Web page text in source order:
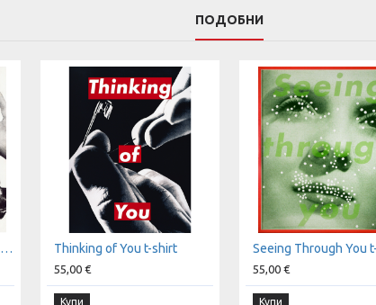
ПОДОБНИ
Money Can Buy You Love t-shirt Thinking of You t-shirt
55,00 €
Купи
Seeing Through You
55,00 €
Купи